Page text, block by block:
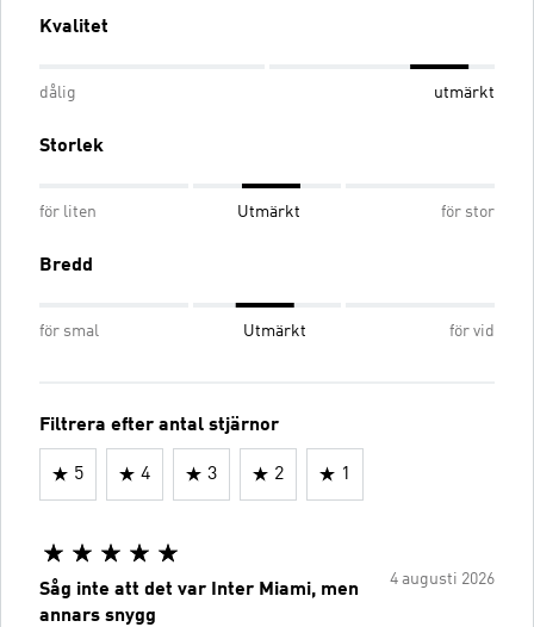
Kvalitet
dålig utmärkt
Storlek
för liten Utmärkt för stor
Bredd
för smal Utmärkt för vid
Filtrera efter antal stjärnor
5 4 3 2 1
4 augusti 2026
Såg inte att det var Inter Miami, men
annars snygg